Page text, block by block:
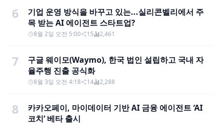
6
기업 운영 방식을 바꾸고 있는...실리콘벨리에서 주
목 받는 AI 에이전트 스타트업?
8월 2일 오전 5:00 15 2,461
7
구글 웨이모(Waymo), 한국 법인 설립하고 국내 자
율주행 진출 공식화
8월 3일 오전 4:18 14 2,288
8
카카오페이, 마이데이터 기반 AI 금융 에이전트 ‘AI
코치’ 베타 출시